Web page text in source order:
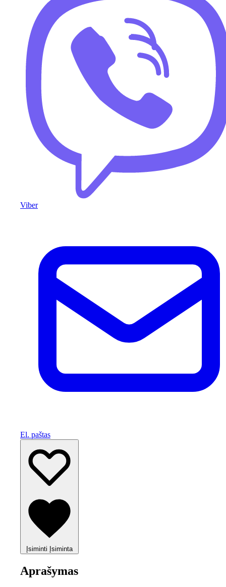
Viber
El. paštas
Įsiminti Įsiminta
Aprašymas